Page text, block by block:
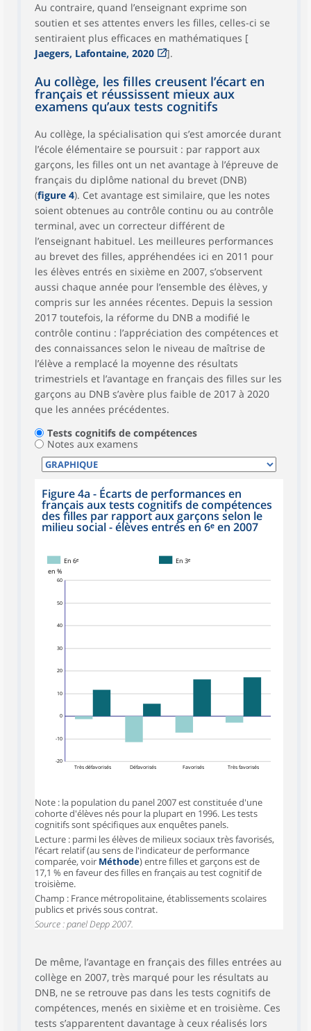
Au contraire, quand l’enseignant exprime son
soutien et ses attentes envers les filles, celles-ci se
sentiraient plus efficaces en mathématiques [
Jaegers, Lafontaine, 2020
].
Au collège, les filles creusent l’écart en
français et réussissent mieux aux
examens qu’aux tests cognitifs
Au collège, la spécialisation qui s’est amorcée durant
l’école élémentaire se poursuit : par rapport aux
garçons, les filles ont un net avantage à l’épreuve de
français du diplôme national du brevet (DNB)
(figure 4). Cet avantage est similaire, que les notes
soient obtenues au contrôle continu ou au contrôle
terminal, avec un correcteur différent de
l’enseignant habituel. Les meilleures performances
au brevet des filles, appréhendées ici en 2011 pour
les élèves entrés en sixième en 2007, s’observent
aussi chaque année pour l’ensemble des élèves, y
compris sur les années récentes. Depuis la session
2017 toutefois, la réforme du DNB a modifié le
contrôle continu : l’appréciation des compétences et
des connaissances selon le niveau de maîtrise de
l’élève a remplacé la moyenne des résultats
trimestriels et l’avantage en français des filles sur les
garçons au DNB s’avère plus faible de 2017 à 2020
que les années précédentes.
Tests cognitifs de compétences
Notes aux examens
Figure 4a - Écarts de performances en
français aux tests cognitifs de compétences
des filles par rapport aux garçons selon le
milieu social - élèves entrés en 6ᵉ en 2007
0
10
20
30
40
50
60
-10
-20
en %
Très défavorisés Défavorisés Favorisés Très favorisés
En 6ᵉ En 3ᵉ
Note : la population du panel 2007 est constituée d'une
cohorte d'élèves nés pour la plupart en 1996. Les tests
cognitifs sont spécifiques aux enquêtes panels.
Lecture : parmi les élèves de milieux sociaux très favorisés,
l’écart relatif (au sens de l'indicateur de performance
comparée, voir Méthode) entre filles et garçons est de
17,1 % en faveur des filles en français au test cognitif de
troisième.
Champ : France métropolitaine, établissements scolaires
publics et privés sous contrat.
Source : panel Depp 2007.
De même, l’avantage en français des filles entrées au
collège en 2007, très marqué pour les résultats au
DNB, ne se retrouve pas dans les tests cognitifs de
compétences, menés en sixième et en troisième. Ces
tests s’apparentent davantage à ceux réalisés lors